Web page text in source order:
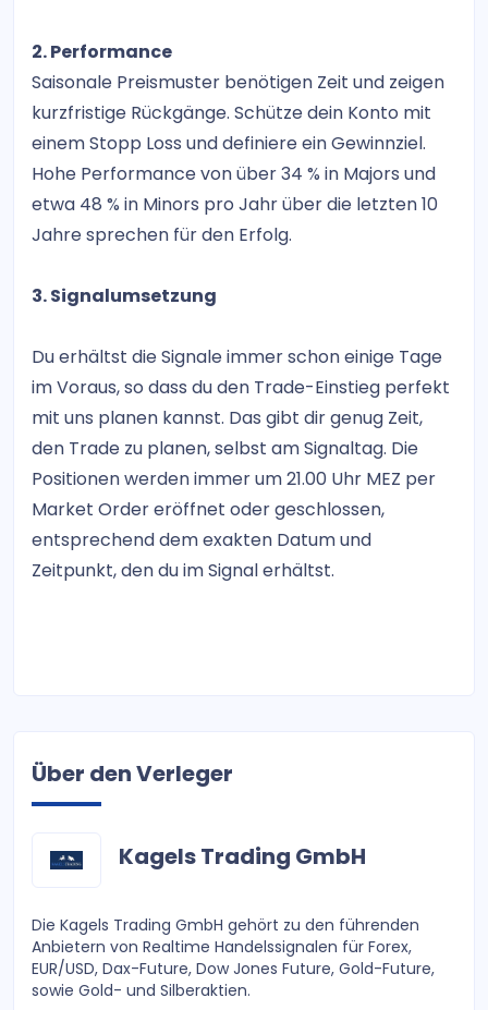
2. Performance
Saisonale Preismuster benötigen Zeit und zeigen
kurzfristige Rückgänge. Schütze dein Konto mit
einem Stopp Loss und definiere ein Gewinnziel.
Hohe Performance von über 34 % in Majors und
etwa 48 % in Minors pro Jahr über die letzten 10
Jahre sprechen für den Erfolg.
3. Signalumsetzung
Du erhältst die Signale immer schon einige Tage
im Voraus, so dass du den Trade-Einstieg perfekt
mit uns planen kannst. Das gibt dir genug Zeit,
den Trade zu planen, selbst am Signaltag. Die
Positionen werden immer um 21.00 Uhr MEZ per
Market Order eröffnet oder geschlossen,
entsprechend dem exakten Datum und
Zeitpunkt, den du im Signal erhältst.
Über den Verleger
Kagels Trading GmbH
Die Kagels Trading GmbH gehört zu den führenden
Anbietern von Realtime Handelssignalen für Forex,
EUR/USD, Dax-Future, Dow Jones Future, Gold-Future,
sowie Gold- und Silberaktien.